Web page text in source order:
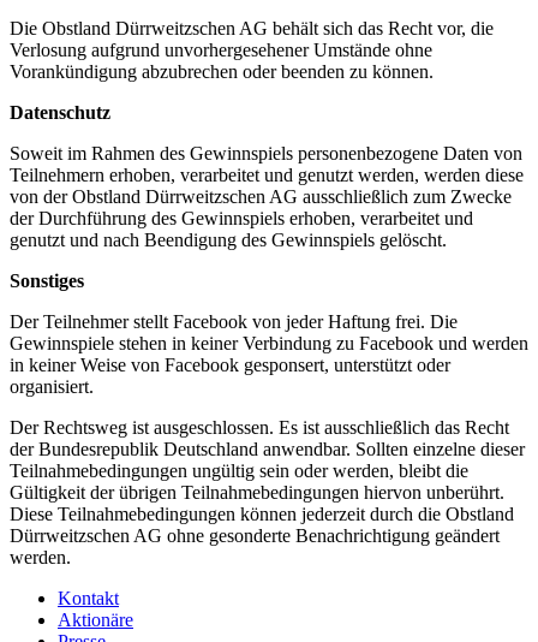
Die Obstland Dürrweitzschen AG behält sich das Recht vor, die
Verlosung aufgrund unvorhergesehener Umstände ohne
Vorankündigung abzubrechen oder beenden zu können.
Datenschutz
Soweit im Rahmen des Gewinnspiels personenbezogene Daten von
Teilnehmern erhoben, verarbeitet und genutzt werden, werden diese
von der Obstland Dürrweitzschen AG ausschließlich zum Zwecke
der Durchführung des Gewinnspiels erhoben, verarbeitet und
genutzt und nach Beendigung des Gewinnspiels gelöscht.
Sonstiges
Der Teilnehmer stellt Facebook von jeder Haftung frei. Die
Gewinnspiele stehen in keiner Verbindung zu Facebook und werden
in keiner Weise von Facebook gesponsert, unterstützt oder
organisiert.
Der Rechtsweg ist ausgeschlossen. Es ist ausschließlich das Recht
der Bundesrepublik Deutschland anwendbar. Sollten einzelne dieser
Teilnahmebedingungen ungültig sein oder werden, bleibt die
Gültigkeit der übrigen Teilnahmebedingungen hiervon unberührt.
Diese Teilnahmebedingungen können jederzeit durch die Obstland
Dürrweitzschen AG ohne gesonderte Benachrichtigung geändert
werden.
Kontakt
Aktionäre